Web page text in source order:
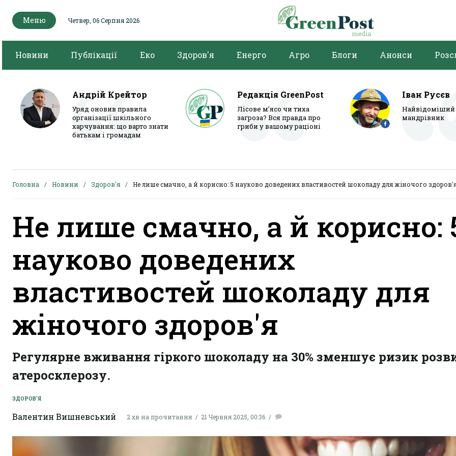
Меню Четвер, 06 Серпня 2026
Новини Публікації Еко Здоров'я Енерго Агро Блоги Анонси
Андрій Крейтор
Уряд оновив правила
організації шкільного
харчування: що варто знати
батькам і громадам
Редакція GreenPost
Лісове м’ясо чи тиха
загроза? Вся правда про
гриби у вашому раціоні
Іван Русєв
мандрівник
Головна Новини Здоров'я Не лише смачно, а й корисно: 5 науково доведених властивостей шоколаду для жіночого
Не лише смачно, а й корисно:
науково доведених
властивостей шоколаду для
жіночого здоров'я
Регулярне вживання гіркого шоколаду на 30% зменшує ризик
атеросклерозу.
ЗДОРОВ'Я
Валентин Вишневський 2 хв на прочитання 21 Червня 2025, 00:36